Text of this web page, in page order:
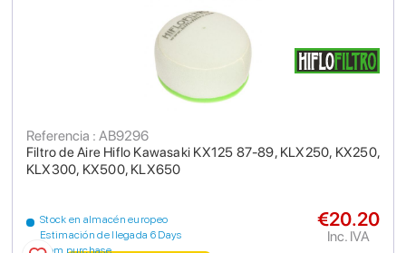
Filtro de Aire Hiflo Kawasaki KX125 87-89, KLX250, KX250,
KLX300, KX500, KLX650
Referencia : AB9296
Stock en almacén europeo
Estimación de llegada 6 Days
from purchase
€20.20
Inc. IVA